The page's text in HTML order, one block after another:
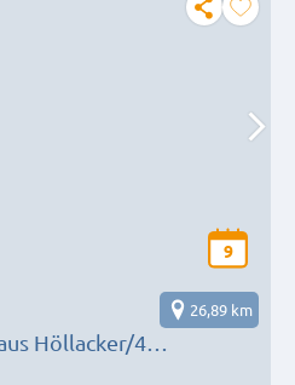
9
Höllacker/4
26,89 km